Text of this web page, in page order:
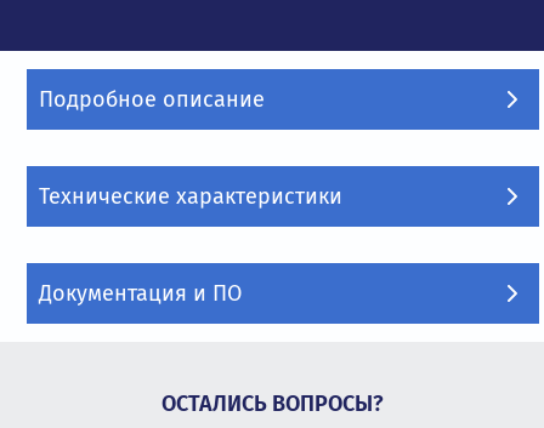
Подробное описание
Технические характеристики
Документация и ПО
ОСТАЛИСЬ ВОПРОСЫ?